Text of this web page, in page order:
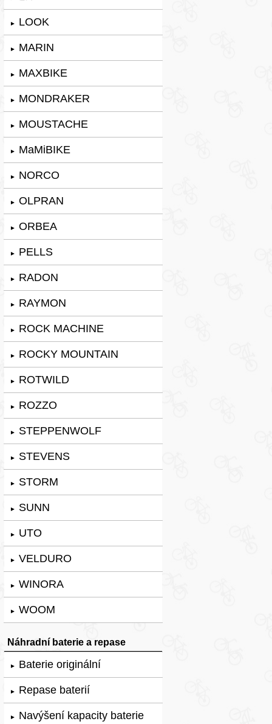
► LOOK
► MARIN
► MAXBIKE
► MONDRAKER
► MOUSTACHE
► MaMiBIKE
► NORCO
► OLPRAN
► ORBEA
► PELLS
► RADON
► RAYMON
► ROCK MACHINE
► ROCKY MOUNTAIN
► ROTWILD
► ROZZO
► STEPPENWOLF
► STEVENS
► STORM
► SUNN
► UTO
► VELDURO
► WINORA
► WOOM
Náhradní baterie a repase
► Baterie originální
► Repase baterií
► Navýšení kapacity baterie